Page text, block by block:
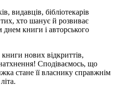
видавців, бібліотекарів
хто шанує й розвиває
днем книги і авторського
нових відкриттів,
натхнення! Сподіваємось, що
стане її власнику справжнім